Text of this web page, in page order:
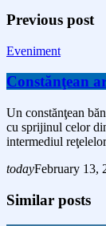
Previous post
Eveniment
Constănţean
Un constănţean
cu sprijinul celor
intermediul
todayFebruary 13,
Similar posts